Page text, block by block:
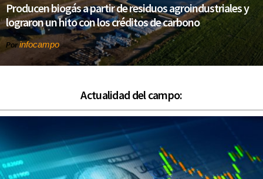
Producen biogás a partir de residuos agroindustriales y
lograron un hito con los créditos de carbono
Por infocampo
Actualidad del campo: